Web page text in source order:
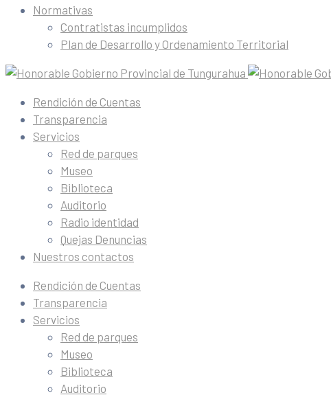
Normativas
Contratistas incumplidos
Plan de Desarrollo y Ordenamiento Territorial
Rendición de Cuentas
Transparencia
Servicios
Red de parques
Museo
Biblioteca
Auditorio
Radio identidad
Quejas Denuncias
Nuestros contactos
Rendición de Cuentas
Transparencia
Servicios
Red de parques
Museo
Biblioteca
Auditorio